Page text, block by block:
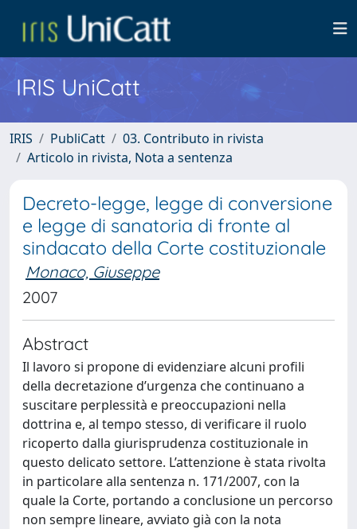
IRIS UniCatt
IRIS PubliCatt
03. Contributo in rivista
Articolo in rivista, Nota a sentenza
Decreto-legge, legge di conversione
e legge di sanatoria di fronte al
sindacato della Corte costituzionale
Monaco, Giuseppe
2007
Abstract
Il lavoro si propone di evidenziare alcuni profili
della decretazione d’urgenza che continuano a
suscitare perplessità e preoccupazioni nella
dottrina e, al tempo stesso, di verificare il ruolo
ricoperto dalla giurisprudenza costituzionale in
questo delicato settore. L’attenzione è stata rivolta
in particolare alla sentenza n. 171/2007, con la
quale la Corte, portando a conclusione un percorso
non sempre lineare, avviato già con la nota